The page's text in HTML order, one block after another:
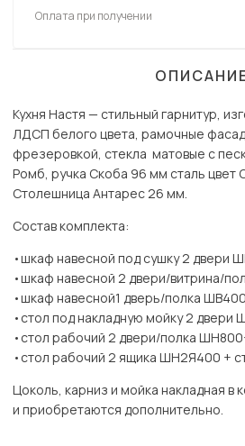
Оплата при получении
Кухня Настя — стильный гарнитур,
ЛДСП белого цвета, рамочные
фрезеровкой, стекла матовые с
Ромб, ручка Скоба 96 мм сталь цвет
Столешница Антарес 26 мм.
Состав комплекта:
•шкаф навесной под сушку 2 двери
•шкаф навесной 2 двери/витрина/
•шкаф навесной1 дверь/полка
•стол под накладную мойку 2
•стол рабочий 2 двери/полка
•стол рабочий 2 ящика ШН2Я400 +
Цоколь, карниз и мойка накладная в
и приобретаются дополнительно.